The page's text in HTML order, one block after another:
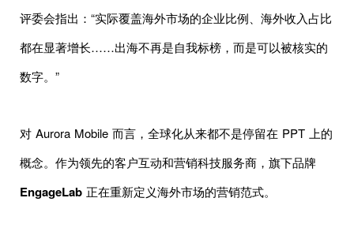
评委会指出：“实际覆盖海外市场的企业比例、海外收入占比
都在显著增长……出海不再是自我标榜，而是可以被核实的
数字。”
对 Aurora Mobile 而言，全球化从来都不是停留在 PPT 上的
概念。作为领先的客户互动和营销科技服务商，旗下品牌
EngageLab 正在重新定义海外市场的营销范式。